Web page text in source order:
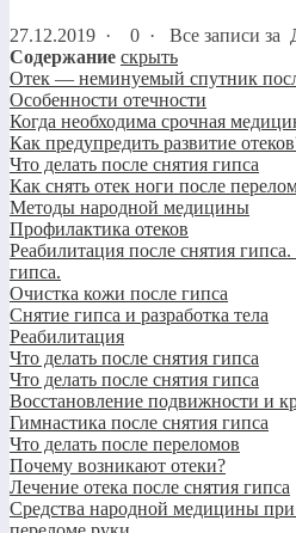
27.12.2019 · 0 · Все записи за
Содержание скрыть
Отек — неминуемый спутник
Особенности отечности
Когда необходима срочная
Как предупредить развитие
Что делать после снятия гипса
Как снять отек ноги после
Методы народной медицины
Профилактика отеков
Реабилитация после снятия
гипса.
Очистка кожи после гипса
Снятие гипса и разработка тела
Реабилитация
Что делать после снятия гипса
Что делать после снятия гипса
Восстановление подвижности и
Гимнастика после снятия гипса
Что делать после переломов
Почему возникают отеки?
Лечение отека после снятия гипса
Средства народной медицины